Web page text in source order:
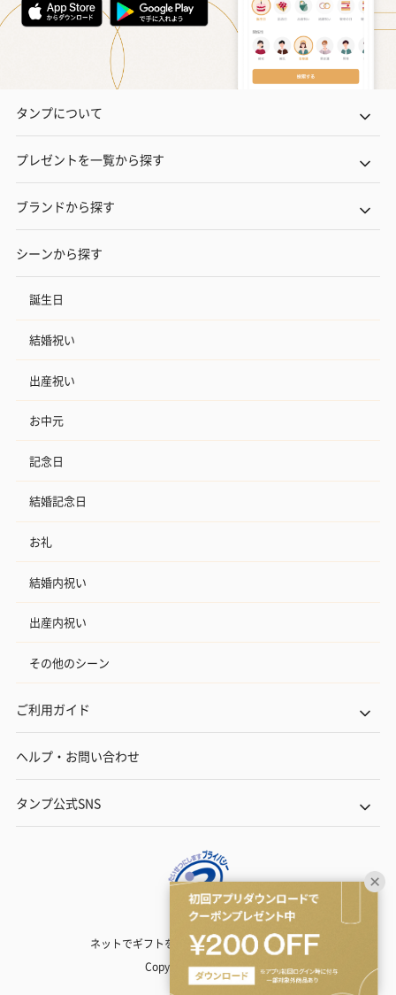
タンプについて
プレゼントを一覧から探す
ブランドから探す
シーンから探す
誕生日
結婚祝い
出産祝い
お中元
記念日
結婚記念日
お礼
結婚内祝い
出産内祝い
その他のシーン
ご利用ガイド
ヘルプ・お問い合わせ
タンプ公式SNS
ネットでギフトを贈るなら | TANP（タンプ）
Copyright© TANP Inc.